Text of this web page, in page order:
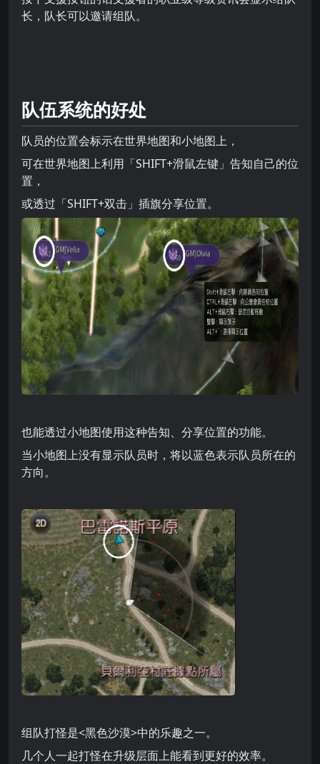
长，队长可以邀请组队。
队伍系统的好处
队员的位置会标示在世界地图和小地图上，
可在世界地图上利用「SHIFT+滑鼠左键」告知自己的位
置，
或透过「SHIFT+双击」插旗分享位置。
也能透过小地图使用这种告知、分享位置的功能。
当小地图上没有显示队员时，将以蓝色表示队员所在的
方向。
组队打怪是<黑色沙漠>中的乐趣之一。
几个人一起打怪在升级层面上能看到更好的效率。